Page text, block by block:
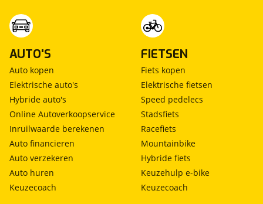
AUTO'S
Auto kopen
Elektrische auto's
Hybride auto's
Online Autoverkoopservice
Inruilwaarde berekenen
Auto financieren
Auto verzekeren
Auto huren
Keuzecoach
FIETSEN
Fiets kopen
Elektrische fietsen
Speed pedelecs
Stadsfiets
Racefiets
Mountainbike
Hybride fiets
Keuzehulp e-bike
Keuzecoach